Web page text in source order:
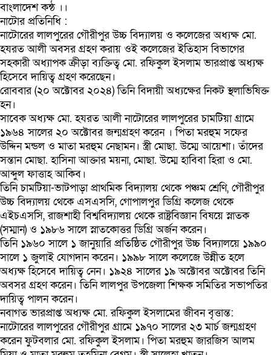
বাংলাদেশ কন্ঠ ।।‍
নাটোর প্রতিনিধি :
নাটোরের লালপুরের গৌরীপুর উচ্চ বিদ্যালয় ও কলেজের অধ্যক্ষ মো.
হযরত আলী অবসর গ্রহণ করায় ওই কলেজের ইতিহাস বিভাগের
সহকারী অধ্যাপক ক্রীড়া ব্যক্তিত্ব মো. রফিকুল ইসলাম ভারপ্রাপ্ত অধ্যক্ষ
হিসেবে দায়িত্ব গ্রহণ করেছেন।
রোববার (২০ অক্টোবর ২০২৪) তিনি বিদায়ী অধ্যক্ষের নিকট স্থলাভিষিক্ত
হন।
সাবেক অধ্যক্ষ মো. হযরত আলী নাটোরের লালপুরের চামটিয়া গ্রামে
১৯৬৪ সালের ২০ অক্টোবর জন্মগ্রহণ করেন । পিতা মরহুম সফের
উদ্দিন মন্ডল ও মাতা মরহুম নেছামন। স্ত্রী মোছা. উম্মে আয়েশা। তাঁদের
সন্তান মোছা. হাসিনা আক্তার ময়না, মোছা. উম্মে হাবিবা হিরা ও মো.
আব্দুল ফাত্তাহ আকিব।
তিনি চামটিয়া-ভাটপাড়া প্রাথমিক বিদ্যালয় থেকে পঞ্চম শ্রেণি, গৌরীপুর
উচ্চ বিদ্যালয় থেকে এসএসসি, গোপালপুর ডিগ্রি কলেজ থেকে
এইচএসসি, রাজশাহী বিশ্ববিদ্যালয় থেকে রাষ্ট্রবিজ্ঞান বিষয়ে স্নাতক
(সম্মান) ও ১৯৮৬ সালে স্নাতকোত্তর ডিগ্রি অর্জন করেন।
তিনি ১৯৬০ সালে ১ জানুয়ারি প্রতিষ্ঠিত গৌরীপুর উচ্চ বিদ্যালয়ে ১৯৯০
সালে ১ জুলাই যোগদান করেন। ১৯৯৮ সালে কলেজে উন্নীত হলে
অধ্যক্ষ হিসেবে দায়িত্ব নেন। ১৯২৪ সালের ১৯ অক্টোবর অক্টোবর তিনি
অবসর গ্রহণ করেন। তিনি লালপুর উপজেলা শিক্ষক সমিতির সভাপতির
দায়িত্ব পালন করেন।
নবাগত ভারপ্রাপ্ত অধ্যক্ষ মো. রফিকুল ইসলামের জীবন বৃত্তান্ত:
নাটোরের লালপুরের গৌরীপুর গ্রামে ১৯৭০ সালের ২৩ মার্চ জন্মগ্রহণ
করেন ফুটবলার মো. রফিকুল ইসলাম। পিতা মরহুম জারজিস আলম